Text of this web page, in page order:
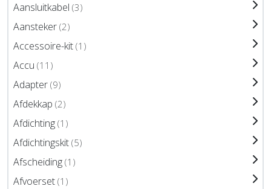
Aansluitkabel (3)
Aansteker (2)
Accessoire-kit (1)
Accu (11)
Adapter (9)
Afdekkap (2)
Afdichting (1)
Afdichtingskit (5)
Afscheiding (1)
Afvoerset (1)